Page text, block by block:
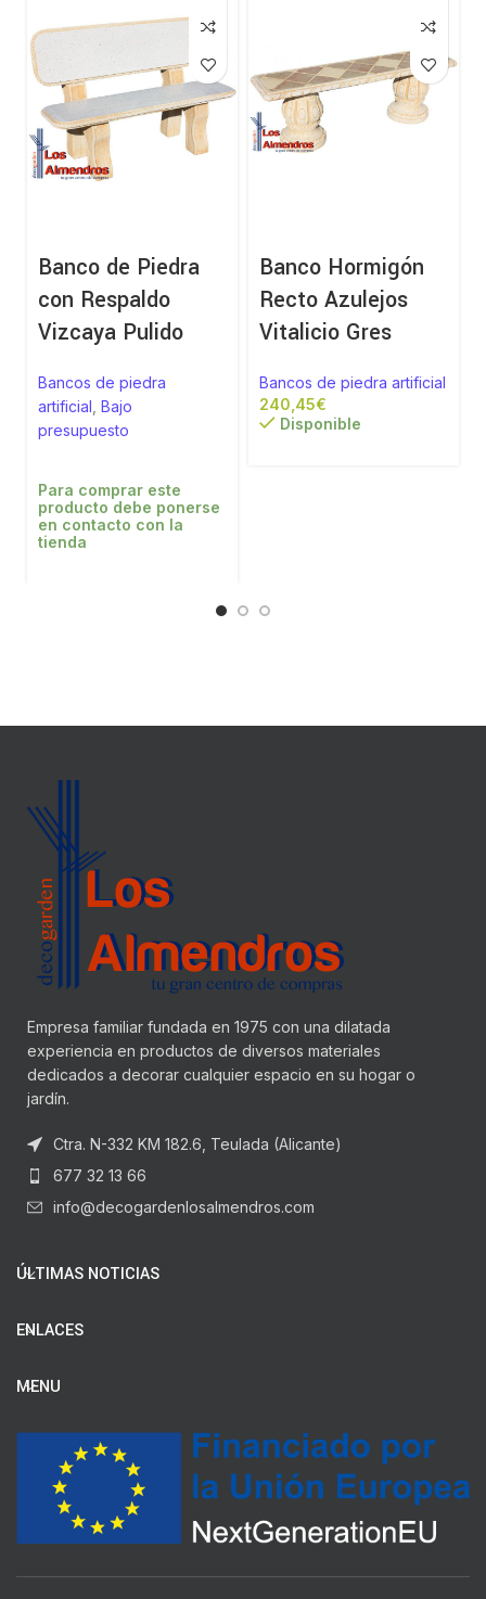
Banco de Piedra
con Respaldo
Vizcaya Pulido
Bancos de piedra
artificial ,Bajo
presupuesto
Para comprar este
producto debe ponerse
en contacto con la
tienda
Banco Hormigón
Recto Azulejos
Vitalicio Gres
Bancos de piedra artificial
€
Disponible
Empresa familiar fundada en 1975 con una dilatada
experiencia en productos de diversos materiales
dedicados a decorar cualquier espacio en su hogar o
jardín.
Ctra. N-332 KM 182.6, Teulada (Alicante)
677 32 13 66
info@decogardenlosalmendros.com
ÚLTIMAS NOTICIAS
ENLACES
MENU